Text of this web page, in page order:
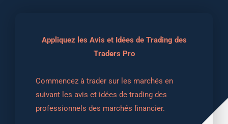
Appliquez les Avis et Idées de Trading des
Traders Pro
Commencez à trader sur les marchés en
suivant les avis et idées de trading des
professionnels des marchés financier.